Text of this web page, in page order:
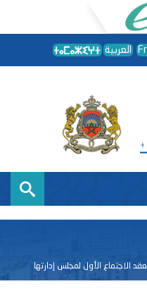
العربية
الاجتماع الأول لمجلس إدارتها